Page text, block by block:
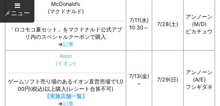
McDonald’s
(マクドナルド)
「ロコモコ夏セット」をマクドナルド公式アプ
リ内のスペシャルクーポンで購入
⇒記事
7/11(水)
10:30～
7/28(土)
アンノーン
(M/D)
ピカチュウ
Aeon
(イオン)
ゲームソフト売り場のあるイオン直営売場で1,0
00円(税込)以上購入(レシート合算不可)
【実施店舗一覧】
⇒記事
7/13(金)
～
7/29(日)
アンノーン
(A/E)
フシギダネ